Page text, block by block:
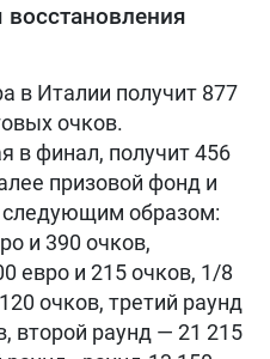
в Италии получит 877
очков.
в финал, получит 456
призовой фонд и
образом:
и 390 очков,
евро и 215 очков, 1/8
очков, третий раунд
второй раунд — 21 215